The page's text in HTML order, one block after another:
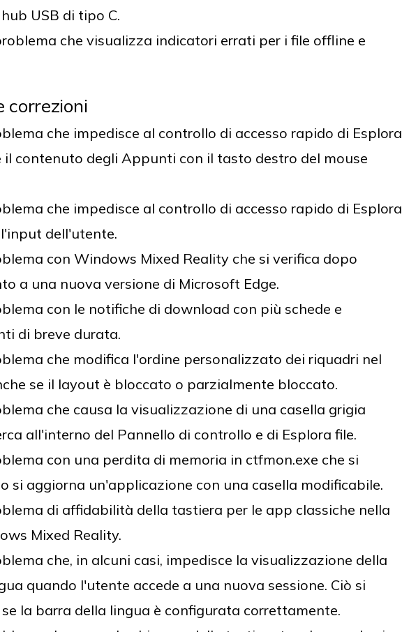
USB di tipo C.
che visualizza indicatori errati per i file offline e
correzioni
che impedisce al controllo di accesso rapido di Esplora
il contenuto degli Appunti con il tasto destro del mouse
che impedisce al controllo di accesso rapido di Esplora
dell'utente.
con Windows Mixed Reality che si verifica dopo
a una nuova versione di Microsoft Edge.
con le notifiche di download con più schede e
di breve durata.
che modifica l'ordine personalizzato dei riquadri nel
se il layout è bloccato o parzialmente bloccato.
che causa la visualizzazione di una casella grigia
all'interno del Pannello di controllo e di Esplora file.
con una perdita di memoria in ctfmon.exe che si
si aggiorna un'applicazione con una casella modificabile.
di affidabilità della tastiera per le app classiche nella
Mixed Reality.
che, in alcuni casi, impedisce la visualizzazione della
quando l'utente accede a una nuova sessione. Ciò si
la barra della lingua è configurata correttamente.